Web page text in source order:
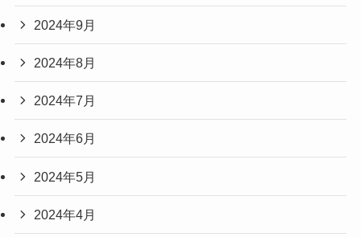
2024年9月
2024年8月
2024年7月
2024年6月
2024年5月
2024年4月